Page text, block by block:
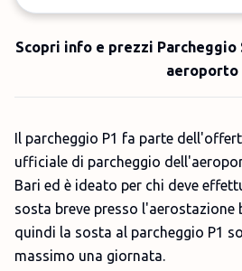
Scopri info e prezzi Parcheggio
aeroporto
Il parcheggio P1 fa parte
ufficiale di parcheggio
Bari ed è ideato per chi deve
sosta breve presso l'aerostazione
quindi la sosta al parcheggio P1
massimo una giornata.